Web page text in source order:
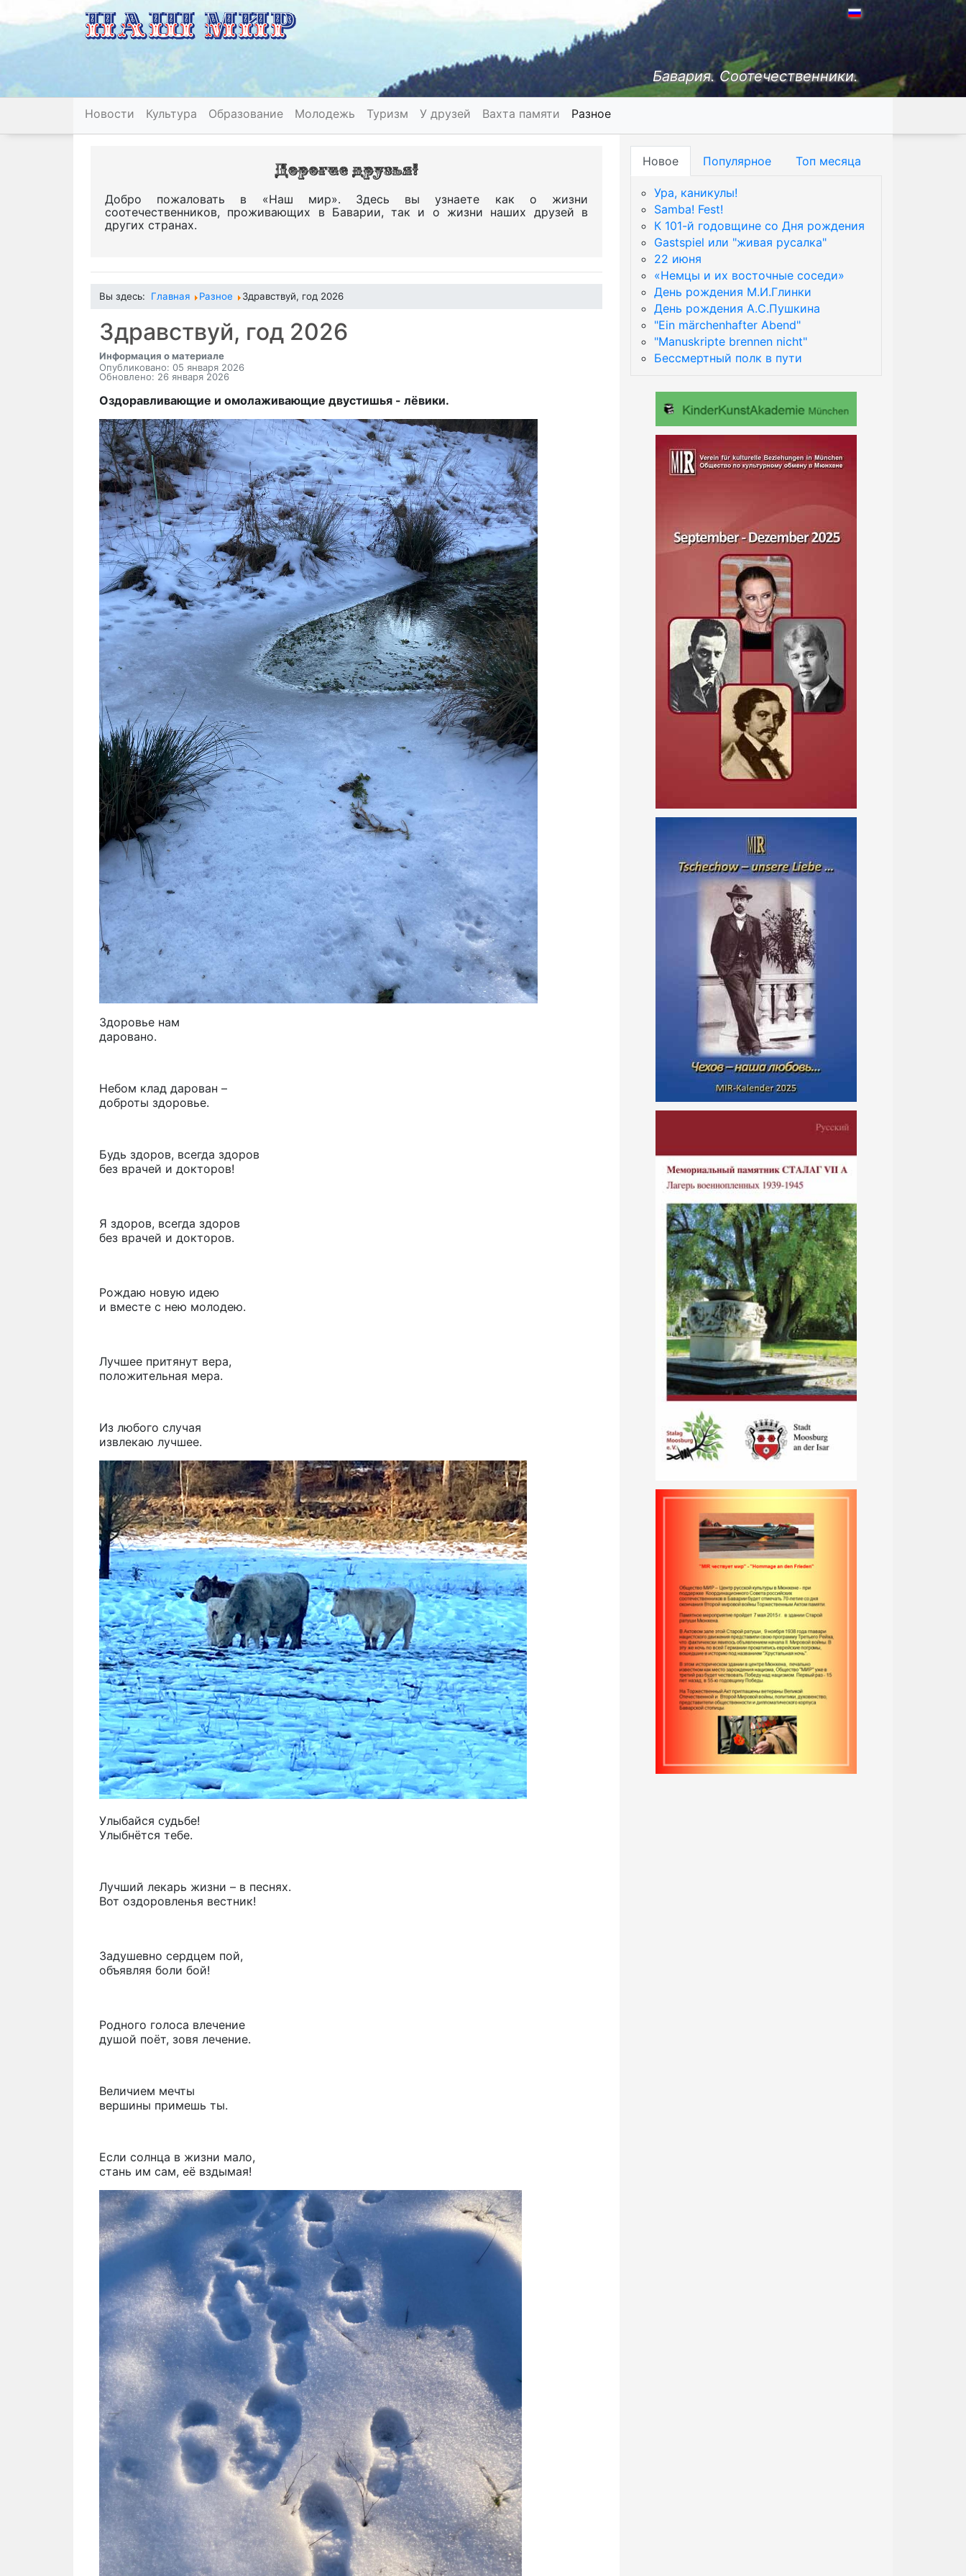
Бавария. Соотечественники.
Новости Культура Образование Молодежь Туризм У друзей Вахта памяти Разное
Добро пожаловать в «Наш мир». Здесь вы узнаете как о жизни
соотечественников, проживающих в Баварии, так и о жизни наших друзей в
других странах.
Вы здесь: Главная Разное Здравствуй, год 2026
Здравствуй, год 2026
Информация о материале
Опубликовано: 05 января 2026
Обновлено: 26 января 2026
Оздоравливающие и омолаживающие двустишья - лёвики.
Здоровье нам
даровано.
Небом клад дарован –
доброты здоровье.
Будь здоров, всегда здоров
без врачей и докторов!
Я здоров, всегда здоров
без врачей и докторов.
Рождаю новую идею
и вместе с нею молодею.
Лучшее притянут вера,
положительная мера.
Из любого случая
извлекаю лучшее.
Улыбайся судьбе!
Улыбнётся тебе.
Лучший лекарь жизни – в песнях.
Вот оздоровленья вестник!
Задушевно сердцем пой,
объявляя боли бой!
Родного голоса влечение
душой поёт, зовя лечение.
Величием мечты
вершины примешь ты.
Если солнца в жизни мало,
стань им сам, её вздымая!
Новое Популярное Топ месяца
Ура, каникулы!
Samba! Fest!
К 101-й годовщине со Дня рождения
Gastspiel или "живая русалка"
22 июня
«Немцы и их восточные соседи»
День рождения М.И.Глинки
День рождения А.С.Пушкина
"Ein märchenhafter Abend"
"Manuskripte brennen nicht"
Бессмертный полк в пути